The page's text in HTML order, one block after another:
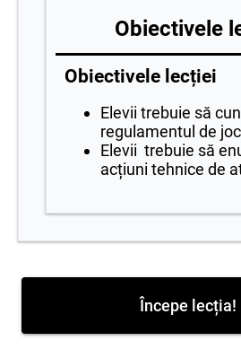
Obiectivele
Obiectivele lecției
Elevii trebuie să
regulamentul de joc
Elevii trebuie să
acțiuni tehnice de
Începe lecția!